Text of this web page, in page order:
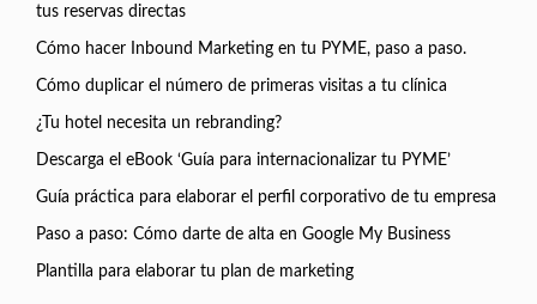
tus reservas directas
Cómo hacer Inbound Marketing en tu PYME, paso a paso.
Cómo duplicar el número de primeras visitas a tu clínica
¿Tu hotel necesita un rebranding?
Descarga el eBook ‘Guía para internacionalizar tu PYME’
Guía práctica para elaborar el perfil corporativo de tu empresa
Paso a paso: Cómo darte de alta en Google My Business
Plantilla para elaborar tu plan de marketing